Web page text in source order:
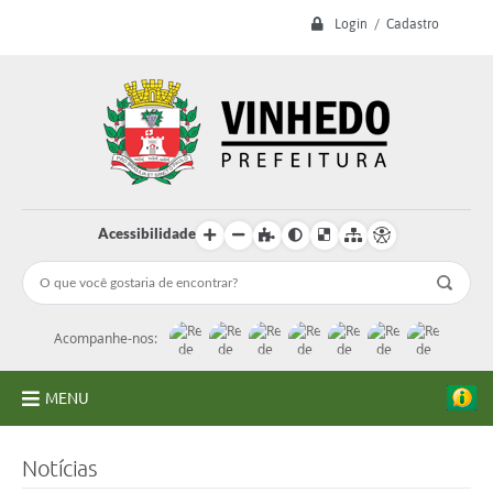
Login / Cadastro
Acessibilidade
Acompanhe-nos:
MENU
Notícias